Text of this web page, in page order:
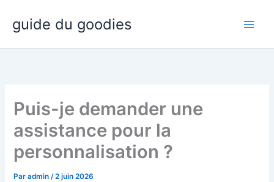
contenu
guide du goodies
Puis-je demander une
assistance pour la
personnalisation ?
Paradmin/2 juin 2026